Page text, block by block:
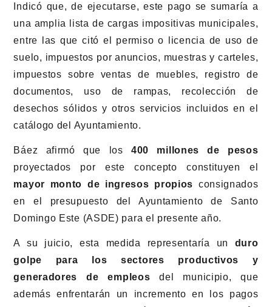
Indicó que, de ejecutarse, este pago se sumaría a
una amplia lista de cargas impositivas municipales,
entre las que citó el permiso o licencia de uso de
suelo, impuestos por anuncios, muestras y carteles,
impuestos sobre ventas de muebles, registro de
documentos, uso de rampas, recolección de
desechos sólidos y otros servicios incluidos en el
catálogo del Ayuntamiento.
Báez afirmó que los 400 millones de pesos
proyectados por este concepto constituyen el
mayor monto de ingresos propios consignados
en el presupuesto del Ayuntamiento de Santo
Domingo Este (ASDE) para el presente año.
A su juicio, esta medida representaría un duro
golpe para los sectores productivos y
generadores de empleos del municipio, que
además enfrentarán un incremento en los pagos